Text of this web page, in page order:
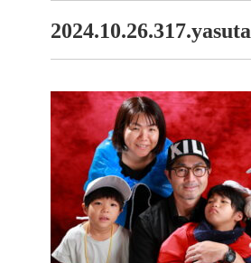
2024.10.26.317.yasuta